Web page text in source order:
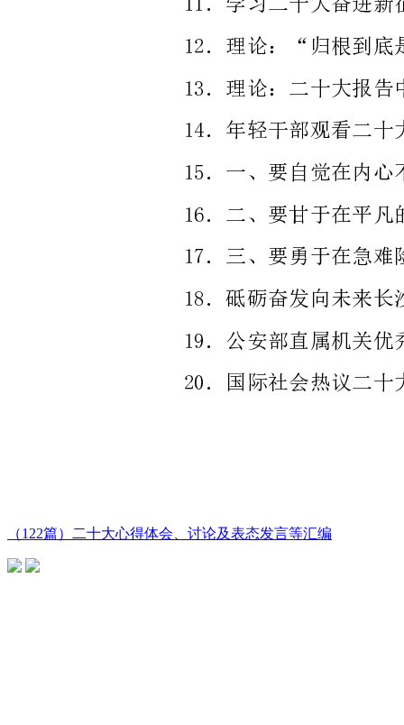
（122篇）二十大心得体会、讨论及表态发言等汇编